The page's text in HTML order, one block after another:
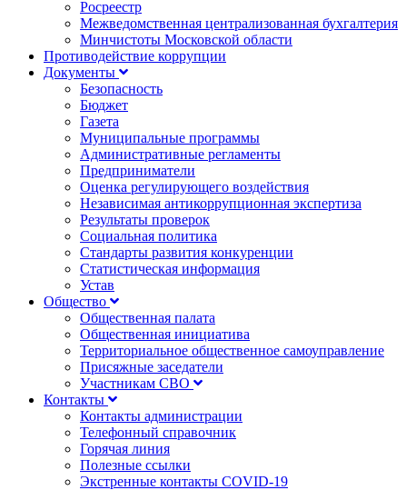
Росреестр
Межведомственная централизованная бухгалтерия
Минчистоты Московской области
Противодействие коррупции
Документы
Безопасность
Бюджет
Газета
Муниципальные программы
Административные регламенты
Предприниматели
Оценка регулирующего воздействия
Независимая антикоррупционная экспертиза
Результаты проверок
Социальная политика
Стандарты развития конкуренции
Статистическая информация
Устав
Общество
Общественная палата
Общественная инициатива
Территориальное общественное самоуправление
Присяжные заседатели
Участникам СВО
Контакты
Контакты администрации
Телефонный справочник
Горячая линия
Полезные ссылки
Экстренные контакты COVID-19